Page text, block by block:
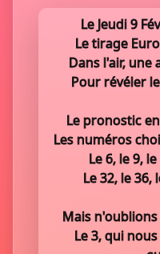
Le Jeudi 9
Le tirage
Dans l'air, une
Pour révéler
Le pronostic
Les numéros
Le 6, le 9,
Le 32, le 36,
Mais
Le 3, qui